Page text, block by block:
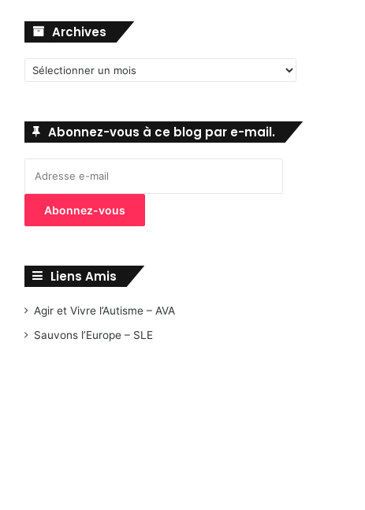
Archives Archives
Abonnez-vous à ce blog par e-mail.
e-
Abonnez-vous
Liens Amis
Agir et Vivre l’Autisme – AVA
Sauvons l’Europe – SLE